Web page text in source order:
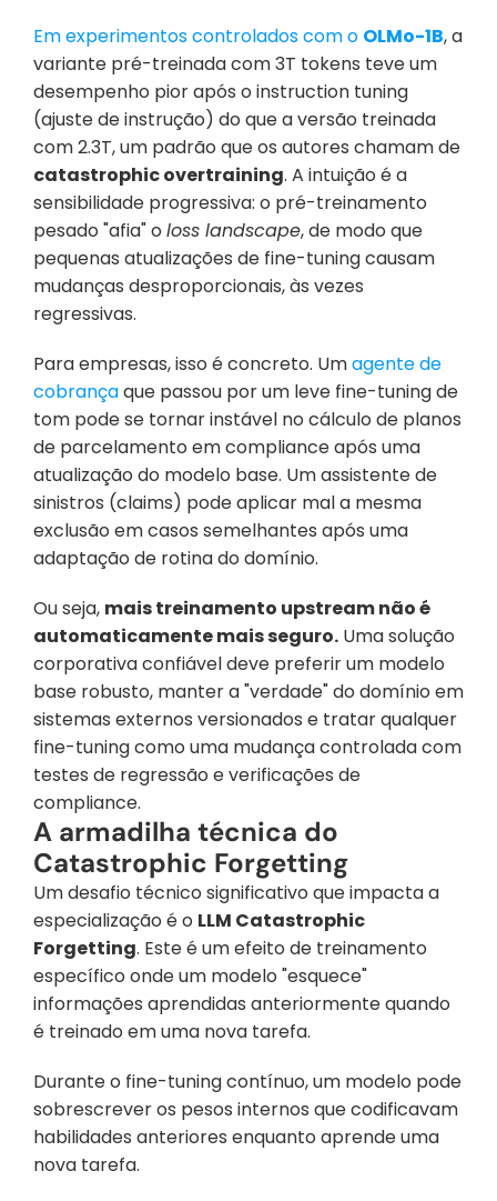
Em experimentos controlados com o OLMo-1B, a
variante pré-treinada com 3T tokens teve um
desempenho pior após o instruction tuning
(ajuste de instrução) do que a versão treinada
com 2.3T, um padrão que os autores chamam de
catastrophic overtraining. A intuição é a
sensibilidade progressiva: o pré-treinamento
pesado "afia" o loss landscape, de modo que
pequenas atualizações de fine-tuning causam
mudanças desproporcionais, às vezes
regressivas.
Para empresas, isso é concreto. Um agente de
cobrança que passou por um leve fine-tuning de
tom pode se tornar instável no cálculo de planos
de parcelamento em compliance após uma
atualização do modelo base. Um assistente de
sinistros (claims) pode aplicar mal a mesma
exclusão em casos semelhantes após uma
adaptação de rotina do domínio.
Ou seja, mais treinamento upstream não é
automaticamente mais seguro. Uma solução
corporativa confiável deve preferir um modelo
base robusto, manter a "verdade" do domínio em
sistemas externos versionados e tratar qualquer
fine-tuning como uma mudança controlada com
testes de regressão e verificações de
compliance.
A armadilha técnica do
Catastrophic Forgetting
Um desafio técnico significativo que impacta a
especialização é o LLM Catastrophic
Forgetting. Este é um efeito de treinamento
específico onde um modelo "esquece"
informações aprendidas anteriormente quando
é treinado em uma nova tarefa.
Durante o fine-tuning contínuo, um modelo pode
sobrescrever os pesos internos que codificavam
habilidades anteriores enquanto aprende uma
nova tarefa.